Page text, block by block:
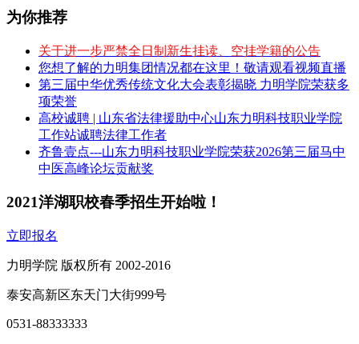
为你推荐
关于进一步严禁全日制新生挂读、空挂学籍的公告
您想了解的力明集团情况都在这里！敬请观看视频直播
第三届中华优秀传统文化大会表彰揭晓 力明学院荣获多
项荣誉
高校诚聘 | 山东省法律援助中心山东力明科技职业学院
工作站诚聘法律工作者
齐鲁壹点---山东力明科技职业学院荣获2026第三届马中
中医高峰论坛贡献奖
2021洋湖职校春季招生开始啦！
立即报名
力明学院 版权所有 2002-2016
泰安高新区东天门大街999号
0531-88333333